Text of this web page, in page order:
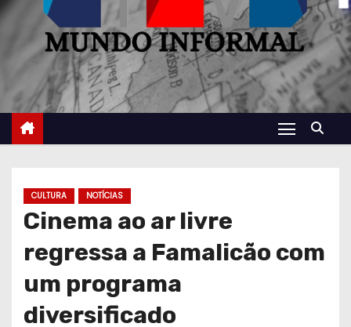
CULTURA NOTÍCIAS
Cinema ao ar livre
regressa a Famalicão com
um programa
diversificado